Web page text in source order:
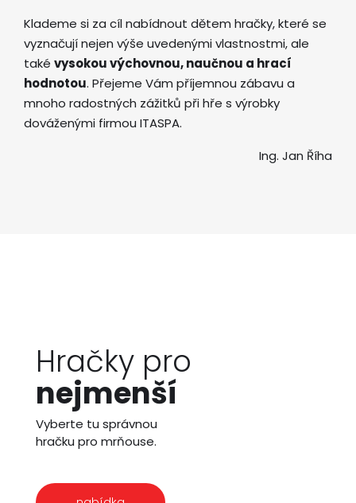
Klademe si za cíl nabídnout dětem hračky, které se
vyznačují nejen výše uvedenými vlastnostmi, ale
také vysokou výchovnou, naučnou a hrací
hodnotou. Přejeme Vám příjemnou zábavu a
mnoho radostných zážitků při hře s výrobky
dováženými firmou ITASPA.
Ing. Jan Říha
Hračky pro
nejmenší
Vyberte tu správnou
hračku pro mrňouse.